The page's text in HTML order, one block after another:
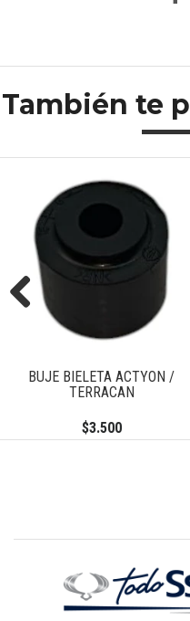
También te
BUJE BIELETA ACTYON /
TERRACAN
$3.500